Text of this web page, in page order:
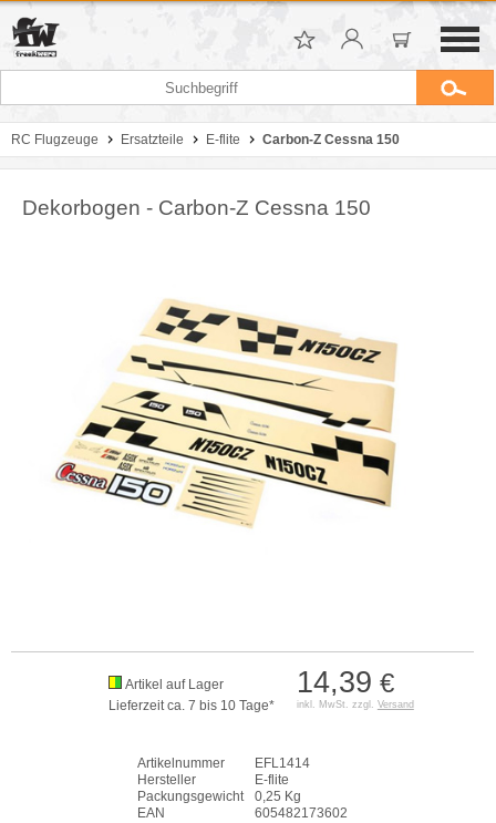
RC Flugzeuge Ersatzteile E-flite Carbon-Z Cessna 150
Dekorbogen - Carbon-Z Cessna 150
14,39 €
inkl. MwSt. zzgl. Versand
Artikel auf Lager
Lieferzeit ca. 7 bis 10 Tage*
Artikelnummer
EFL1414
Hersteller
E-flite
Packungsgewicht
0,25 Kg
EAN
605482173602